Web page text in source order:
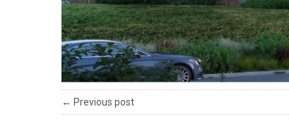
← Previous post